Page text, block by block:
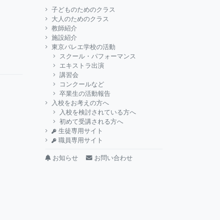
子どものためのクラス
大人のためのクラス
教師紹介
施設紹介
東京バレエ学校の活動
スクール・パフォーマンス
エキストラ出演
講習会
コンクールなど
卒業生の活動報告
入校をお考えの方へ
入校を検討されている方へ
初めて受講される方へ
生徒専用サイト
職員専用サイト
お知らせ お問い合わせ